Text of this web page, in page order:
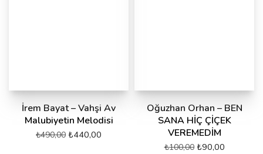
İrem Bayat – Vahşi Av
Malubiyetin Melodisi
₺490,00 ₺440,00
Oğuzhan Orhan – BEN
SANA HİÇ ÇİÇEK
VEREMEDİM
₺100,00 ₺90,00